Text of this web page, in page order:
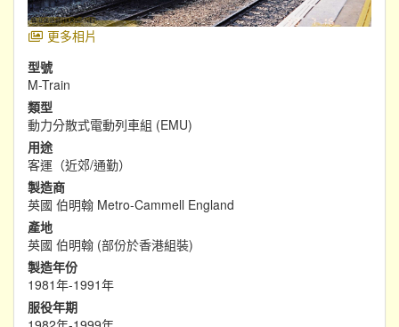
更多相片
型號
M-Train
類型
動力分散式電動列車組 (EMU)
用途
客運（近郊/通勤）
製造商
英國 伯明翰 Metro-Cammell England
產地
英國 伯明翰 (部份於香港組裝)
製造年份
1981年-1991年
服役年期